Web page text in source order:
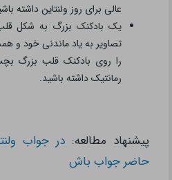
عالی برای روز ولنتاین داشته
یک بادکنک بزرگ به شکل قلب
تصاویر به یاد ماندنی خود و
را روی بادکنک قلب بزرگ
رمانتیک داشته باشید.
پیشنهاد مطالعه: در جواب
حاضر جواب باش